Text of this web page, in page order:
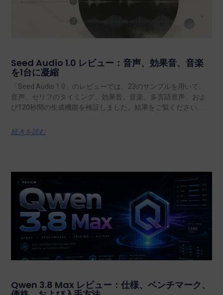
Seed Audio 1.0 レビュー：音声、効果音、音楽
を1台に凝縮
「Seed Audio 1.0」のレビューでは、23のサンプルを用いて、
音声、セリフのタイミング、効果音、音楽、多言語音声、およ
び120秒間の生成機能を検証しました。結果をご覧ください。.
続きを読む
Qwen 3.8 Max レビュー：仕様、ベンチマーク、